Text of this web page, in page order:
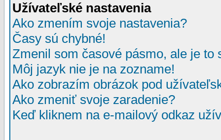
Užívateľské nastavenia
Ako zmením svoje nastavenia?
Časy sú chybné!
Zmenil som časové pásmo, ale je to
Môj jazyk nie je na zozname!
Ako zobrazím obrázok pod
Ako zmeniť svoje zaradenie?
Keď kliknem na e-mailový odkaz